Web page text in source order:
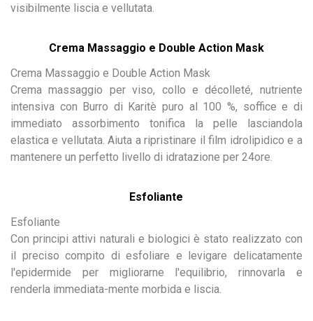
visibilmente liscia e vellutata.
Crema Massaggio e Double Action Mask
Crema Massaggio e Double Action Mask
Crema massaggio per viso, collo e décolleté, nutriente
intensiva con Burro di Karitè puro al 100 %, soffice e di
immediato assorbimento tonifica la pelle lasciandola
elastica e vellutata. Aiuta a ripristinare il film idrolipidico e a
mantenere un perfetto livello di idratazione per 24ore.
Esfoliante
Esfoliante
Con principi attivi naturali e biologici è stato realizzato con
il preciso compito di esfoliare e levigare delicatamente
l'epidermide per migliorarne l'equilibrio, rinnovarla e
renderla immediata-mente morbida e liscia.